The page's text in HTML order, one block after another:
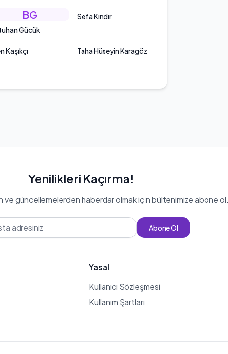
BG
Gücük
Sefa Kındır
Kaşıkçı Taha Hüseyin Karagöz
Yenilikleri Kaçırma!
ve güncellemelerden haberdar olmak için bültenimize abone ol.
Abone Ol
Yasal
Kullanıcı Sözleşmesi
Kullanım Şartları